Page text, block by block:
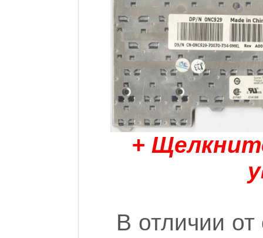
+
В отличии